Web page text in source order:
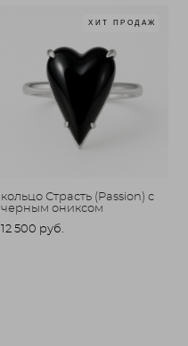
ХИТ ПРОДАЖ
кольцо Страсть (Passion) с
черным ониксом
12 500 pуб.